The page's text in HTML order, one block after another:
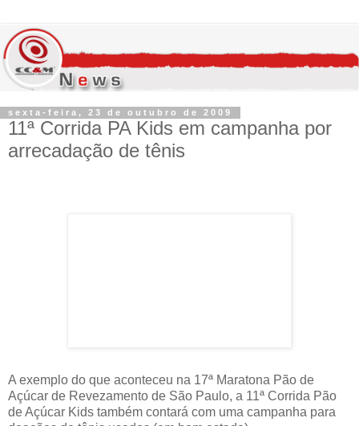
sexta-feira, 23 de outubro de 2009
11ª Corrida PA Kids em campanha por
arrecadação de tênis
A exemplo do que aconteceu na 17ª Maratona Pão de
Açúcar de Revezamento de São Paulo, a 11ª Corrida Pão
de Açúcar Kids também contará com uma campanha para